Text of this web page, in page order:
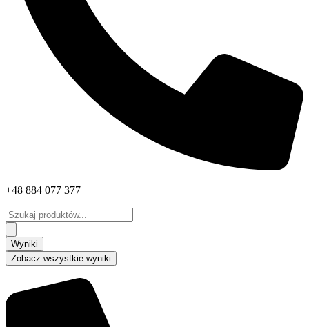
+48 884 077 377
Search
...
Wyniki
Zobacz wszystkie wyniki